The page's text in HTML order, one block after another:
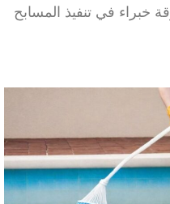
في تنفيذ المسابح